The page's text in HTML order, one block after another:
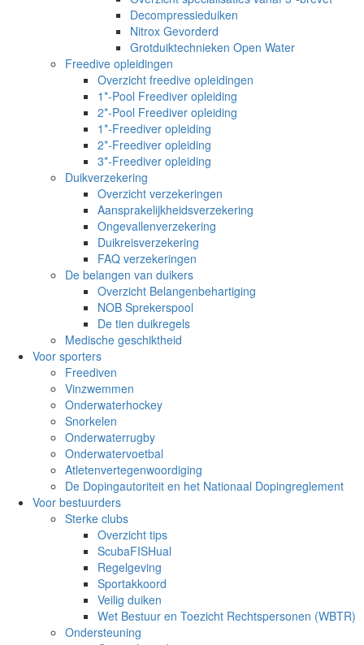
Decompressieduiken
Nitrox Gevorderd
Grotduiktechnieken Open Water
Freedive opleidingen
Overzicht freedive opleidingen
1*-Pool Freediver opleiding
2*-Pool Freediver opleiding
1*-Freediver opleiding
2*-Freediver opleiding
3*-Freediver opleiding
Duikverzekering
Overzicht verzekeringen
Aansprakelijkheidsverzekering
Ongevallenverzekering
Duikreisverzekering
FAQ verzekeringen
De belangen van duikers
Overzicht Belangenbehartiging
NOB Sprekerspool
De tien duikregels
Medische geschiktheid
Voor sporters
Freediven
Vinzwemmen
Onderwaterhockey
Snorkelen
Onderwaterrugby
Onderwatervoetbal
Atletenvertegenwoordiging
De Dopingautoriteit en het Nationaal Dopingreglement
Voor bestuurders
Sterke clubs
Overzicht tips
ScubaFISHual
Regelgeving
Sportakkoord
Veilig duiken
Wet Bestuur en Toezicht Rechtspersonen (WBTR)
Ondersteuning